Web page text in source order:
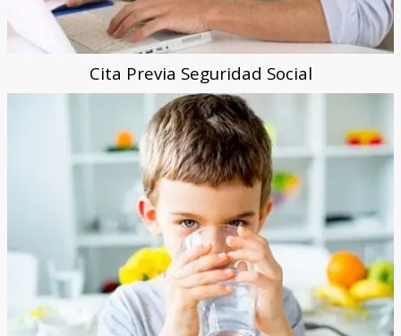
Cita Previa Seguridad Social